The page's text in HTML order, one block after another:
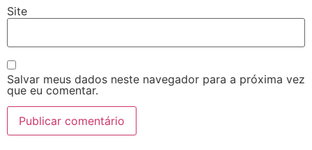
Site
Salvar meus dados neste navegador para a próxima vez
que eu comentar.